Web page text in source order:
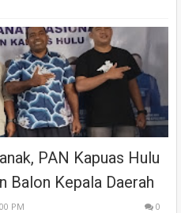
PAN Kapuas Hulu
Balon Kepala Daerah
PM 0